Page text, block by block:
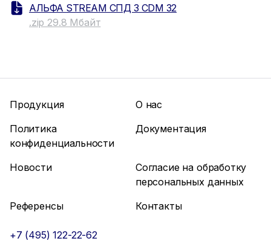
АЛЬФА STREAM СПД 3 CDM 32
.zip 29.8 Мбайт
Продукция
О нас
Политика
конфиденциальности
Документация
Новости
Согласие на обработку
персональных данных
Референсы
Контакты
+7 (495) 122-22-62